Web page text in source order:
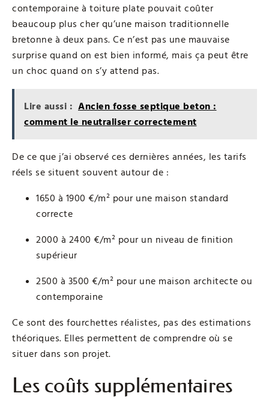
contemporaine à toiture plate pouvait coûter
beaucoup plus cher qu’une maison traditionnelle
bretonne à deux pans. Ce n’est pas une mauvaise
surprise quand on est bien informé, mais ça peut être
un choc quand on s’y attend pas.
Lire aussi : Ancien fosse septique beton :
comment le neutraliser correctement
De ce que j’ai observé ces dernières années, les tarifs
réels se situent souvent autour de :
1650 à 1900 €/m² pour une maison standard
correcte
2000 à 2400 €/m² pour un niveau de finition
supérieur
2500 à 3500 €/m² pour une maison architecte ou
contemporaine
Ce sont des fourchettes réalistes, pas des estimations
théoriques. Elles permettent de comprendre où se
situer dans son projet.
Les coûts supplémentaires